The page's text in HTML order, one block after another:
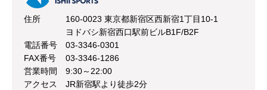
住所
160-0023 東京都新宿区西新宿1丁目10-1
ヨドバシ新宿西口駅前ビルB1F/B2F
電話番号
03-3346-0301
FAX番号
03-3346-1286
営業時間
9:30～22:00
アクセス
JR新宿駅より徒歩2分